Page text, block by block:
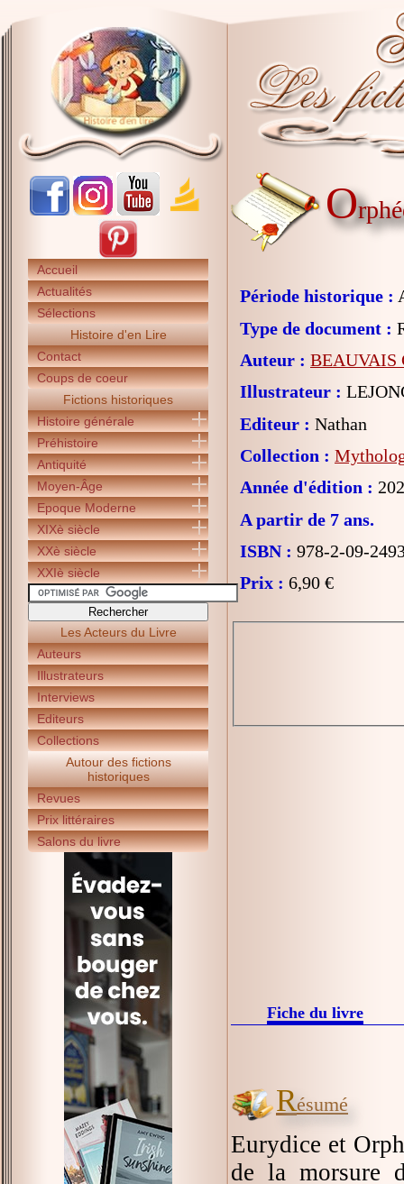
Accueil
Actualités
Sélections
Histoire d'en Lire
Contact
Coups de coeur
Fictions historiques
Histoire générale
Préhistoire
Antiquité
Moyen-Âge
Epoque Moderne
XIXè siècle
XXè siècle
XXIè siècle
Les Acteurs du Livre
Auteurs
Illustrateurs
Interviews
Editeurs
Collections
Autour des fictions
historiques
Revues
Prix littéraires
Salons du livre
O
Période historique :
Type de document :
Auteur : BEAUVAIS
Illustrateur :
Editeur : Nathan
Collection :
Année d'édition :
A partir de 7 ans.
ISBN : 978-2-09-
Prix : 6,90 €
Fiche du livre
Résumé
Eurydice et
de la morsure